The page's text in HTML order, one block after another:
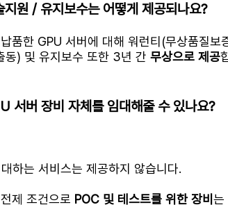
원 / 유지보수는 어떻게 제공되나요?
품한 GPU 서버에 대해 워런티(무상품질보
동) 및 유지보수 또한 3년 간 무상으로 제공
서버 장비 자체를 임대해줄 수 있나요?
하는 서비스는 제공하지 않습니다.
제 조건으로 POC 및 테스트를 위한 장비 는